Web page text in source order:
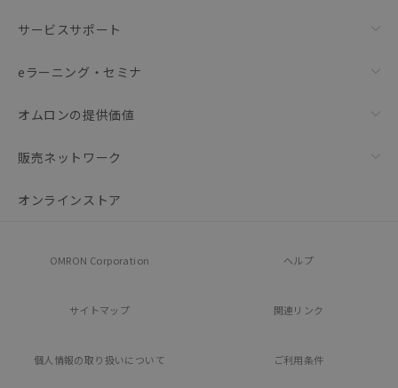
サービスサポート
eラーニング・セミナ
オムロンの提供価値
販売ネットワーク
オンラインストア
OMRON Corporation ヘルプ
サイトマップ 関連リンク
個人情報の取り扱いについて ご利用条件